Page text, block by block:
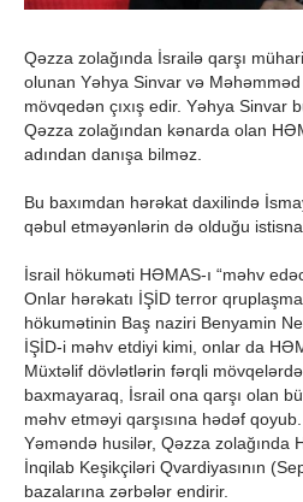
Qəzza zolağında İsrailə qarşı
olunan Yəhya Sinvar və
mövqedən çıxış edir. Yəhya Sinvar
Qəzza zolağından kənarda olan
adından danışa bilməz.
Bu baxımdan hərəkat daxilində
qəbul etməyənlərin də olduğu
İsrail hökuməti HƏMAS-ı “məhv
Onlar hərəkatı İŞİD terror
hökumətinin Baş naziri Benyamin
İŞİD-i məhv etdiyi kimi, onlar da
Müxtəlif dövlətlərin fərqli
baxmayaraq, İsrail ona qarşı olan
məhv etməyi qarşısına hədəf
Yəməndə husilər, Qəzza zolağında
İnqilab Keşikçiləri Qvardiyasının
bazalarına zərbələr endirir.